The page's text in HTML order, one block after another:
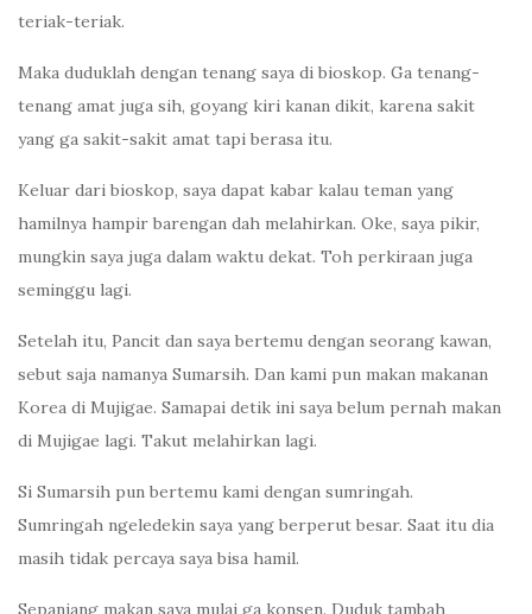
teriak-teriak.
Maka duduklah dengan tenang saya di bioskop. Ga tenang-
tenang amat juga sih, goyang kiri kanan dikit, karena sakit
yang ga sakit-sakit amat tapi berasa itu.
Keluar dari bioskop, saya dapat kabar kalau teman yang
hamilnya hampir barengan dah melahirkan. Oke, saya pikir,
mungkin saya juga dalam waktu dekat. Toh perkiraan juga
seminggu lagi.
Setelah itu, Pancit dan saya bertemu dengan seorang kawan,
sebut saja namanya Sumarsih. Dan kami pun makan makanan
Korea di Mujigae. Samapai detik ini saya belum pernah makan
di Mujigae lagi. Takut melahirkan lagi.
Si Sumarsih pun bertemu kami dengan sumringah.
Sumringah ngeledekin saya yang berperut besar. Saat itu dia
masih tidak percaya saya bisa hamil.
Sepanjang makan saya mulai ga konsen. Duduk tambah